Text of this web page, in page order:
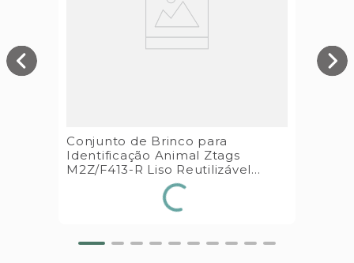
Conjunto de Brinco para
Identificação Animal Ztags
M2Z/F413-R Liso Reutilizável
Verde Escuro Datamars